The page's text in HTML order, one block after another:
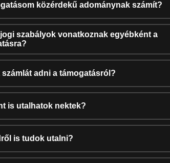
közérdekű adománynak számít?
jogi szabályok vonatkoznak egyébként a
adni a támogatásról?
is utalhatok nektek?
is tudok utalni?